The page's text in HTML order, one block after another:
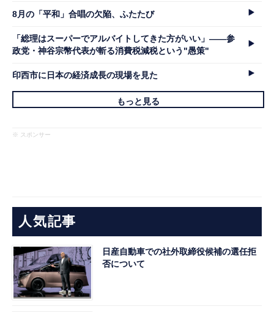
8月の「平和」合唱の欠陥、ふたたび
「総理はスーパーでアルバイトしてきた方がいい」――参
政党・神谷宗幣代表が斬る消費税減税という"愚策"
印西市に日本の経済成長の現場を見た
もっと見る
※ スポンサー
人気記事
日産自動車での社外取締役候補の選任拒
否について